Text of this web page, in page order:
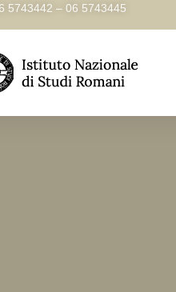
5743442 – 06 5743445